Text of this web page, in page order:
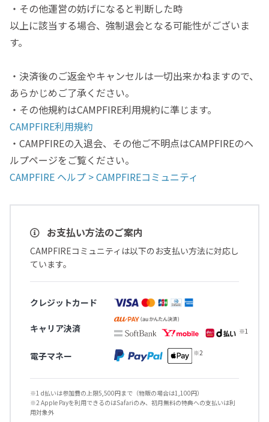
・その他運営の妨げになると判断した時
以上に該当する場合、強制退会となる可能性がございま
す。
・決済後のご返金やキャンセルは一切出来かねますので、
あらかじめご了承ください。
・その他規約はCAMPFIRE利用規約に準じます。
CAMPFIRE利用規約
・CAMPFIREの入退会、その他ご不明点はCAMPFIREのヘ
ルプページをご覧ください。
CAMPFIRE ヘルプ > CAMPFIREコミュニティ
お支払い方法のご案内
CAMPFIREコミュニティは以下のお支払い方法に対応し
ています。
クレジットカード
キャリア決済
電子マネー
※1 d払いは参加費の上限5,500円まで（物販の場合は1,100円）
※2 Apple Payを利用できるのはSafariのみ、初月無料の特典への支払いは利
用対象外